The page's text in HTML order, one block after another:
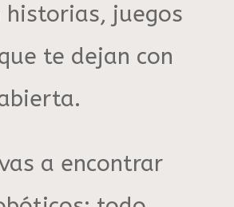
historias, juegos
te dejan con
.
a encontrar